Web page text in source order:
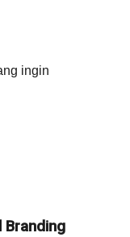
ingin